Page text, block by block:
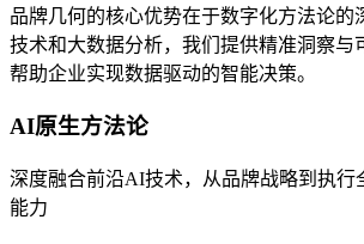
品牌几何的核心优势在于数字化方法论的
技术和大数据分析，我们提供精准洞察与
帮助企业实现数据驱动的智能决策。
AI原生方法论
深度融合前沿AI技术，从品牌战略到执行
能力